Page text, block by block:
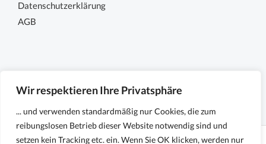
Wir respektieren Ihre Privatsphäre
... und verwenden standardmäßig nur Cookies, die zum
reibungslosen Betrieb dieser Website notwendig sind und
setzen kein Tracking etc. ein. Wenn Sie OK klicken, werden nur
Datenschutzerklärung
AGB